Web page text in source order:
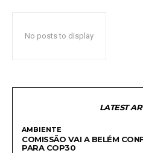
No posts to display
LATEST
AMBIENTE
COMISSÃO VAI A BELÉM
PARA COP30